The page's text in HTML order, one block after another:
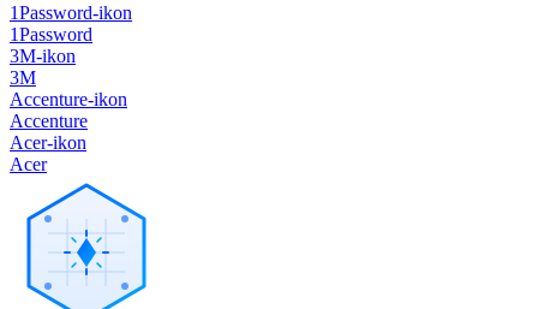
1Password-ikon
1Password
3M-ikon
3M
Accenture-ikon
Accenture
Acer-ikon
Acer